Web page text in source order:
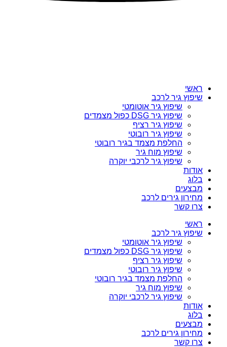
ראשי
שיפוץ גיר לרכב
שיפוץ גיר אוטומטי
שיפוץ גיר DSG כפול מצמדים
שיפוץ גיר רציף
שיפוץ גיר רובוטי
החלפת מצמד בגיר רובוטי
שיפוץ מוח גיר
שיפוץ גיר לרכבי יוקרה
אודות
בלוג
מבצעים
מחירון גירים לרכב
צרו קשר
ראשי
שיפוץ גיר לרכב
שיפוץ גיר אוטומטי
שיפוץ גיר DSG כפול מצמדים
שיפוץ גיר רציף
שיפוץ גיר רובוטי
החלפת מצמד בגיר רובוטי
שיפוץ מוח גיר
שיפוץ גיר לרכבי יוקרה
אודות
בלוג
מבצעים
מחירון גירים לרכב
צרו קשר